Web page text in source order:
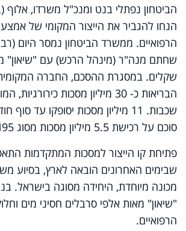
הביטחון נפתלי בנט ומנכ"ל משרדו, אלוף
הנחו להגביר את הייצור המקומי של אמצעי
הרפואיים. ממשרד הביטחון נמסר היום
שחתם מנה"ר (מינהל הרכש) עם "שיאון"
שקלים. במסגרת ההסכם, החברה
שכבות. 11 מיליון מסכות יסופקו עד
סוכם על רכישת 5.5 מיליון מסכות מסוג
פתיחת קו הייצור למסכות המתקדמות
שבימים האחרונים הובאה לארץ, בסיוע
מכונה מיוחדת, היחידה מסוגה בישראל.
"שיאון" מאות אלפי סרבלים חסיני מים
הרפואיים.